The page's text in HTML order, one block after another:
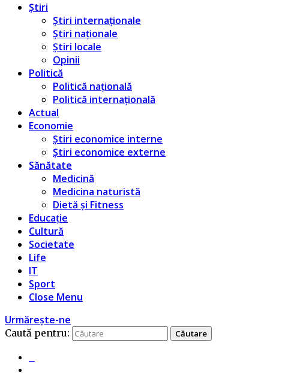
Știri
Știri internaționale
Știri naționale
Știri locale
Opinii
Politică
Politică națională
Politică internațională
Actual
Economie
Știri economice interne
Știri economice externe
Sănătate
Medicină
Medicina naturistă
Dietă și Fitness
Educație
Cultură
Societate
Life
IT
Sport
Close Menu
Urmărește-ne
Caută pentru: